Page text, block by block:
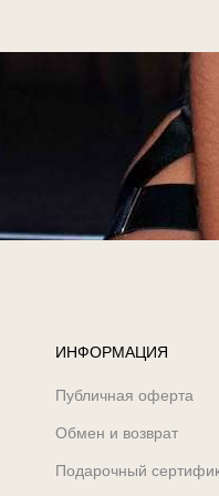
ИНФОРМАЦИЯ
Публичная оферта
Обмен и возврат
Подарочный